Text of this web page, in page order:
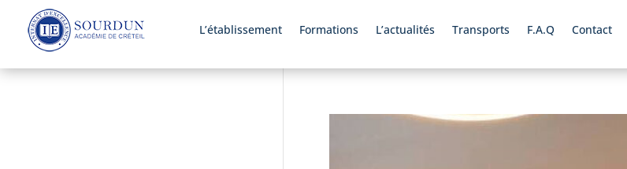
L’établissement Formations L’actualités Transports F.A.Q Contact